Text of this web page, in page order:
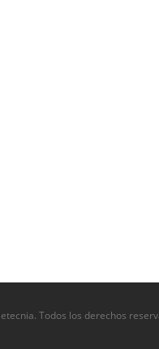
Todos los derechos